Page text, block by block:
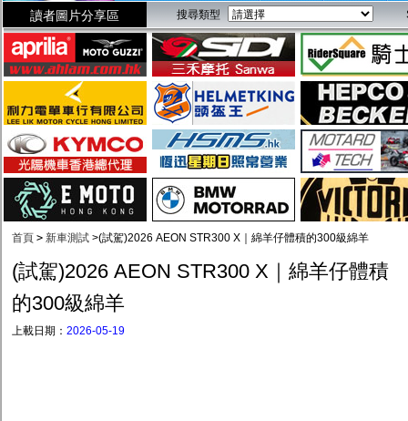
讀者圖片分享區 搜尋類型
首頁 > 新車測試 >(試駕)2026 AEON STR300 X｜綿羊仔體積的300級綿羊
(試駕)2026 AEON STR300 X｜綿羊仔體積
的300級綿羊
上載日期： 2026-05-19